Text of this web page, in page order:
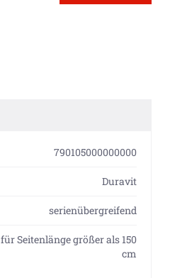
790105000000000
Duravit
serienübergreifend
für Seitenlänge größer als 150
cm